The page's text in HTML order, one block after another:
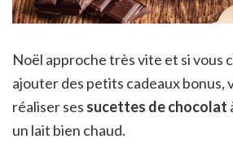
Noël approche très vite et si vous
ajouter des petits cadeaux bonus,
réaliser ses sucettes de chocolat
un lait bien chaud.